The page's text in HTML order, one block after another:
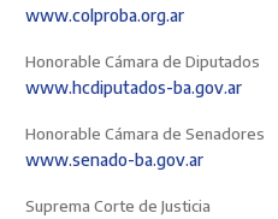
www.colproba.org.ar
Honorable Cámara de Diputados
www.hcdiputados-ba.gov.ar
Honorable Cámara de Senadores
www.senado-ba.gov.ar
Suprema Corte de Justicia